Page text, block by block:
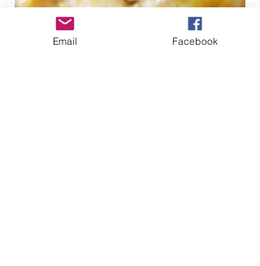
Email Facebook